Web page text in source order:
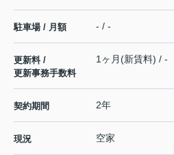
駐車場 / 月額 - / -
更新料 /
更新事務手数料
1ヶ月(新賃料) / -
契約期間 2年
現況 空家